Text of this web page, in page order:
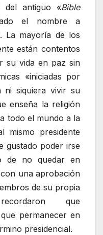
del antiguo «Bible
el nombre a
La mayoría de los
están contentos
su vida en paz sin
«iniciadas por
ni siquiera vivir su
enseña la religión
todo el mundo a la
mismo presidente
gustado poder irse
de no quedar en
una aprobación
de su propia
que
permanecer en
presidencial.